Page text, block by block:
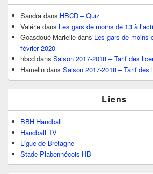
Sandra dans HBCD – Quiz
Valérie dans Les gars de moins de 13 à
Goasdoué Marielle dans Les gars de moins
février 2020
hbcd dans Saison 2017-2018 – Tarif des
Hamelin dans Saison 2017-2018 – Tarif des
Liens
BBH Handball
Handball TV
Ligue de Bretagne
Stade Plabennécois HB